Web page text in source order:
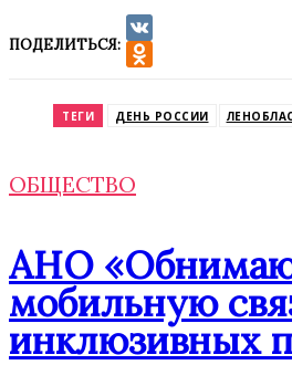
ПОДЕЛИТЬСЯ:
VK
ТЕГИ ДЕНЬ РОССИИ
ОБЩЕСТВО
АНО «Обнимаю
мобильную
инклюзивных